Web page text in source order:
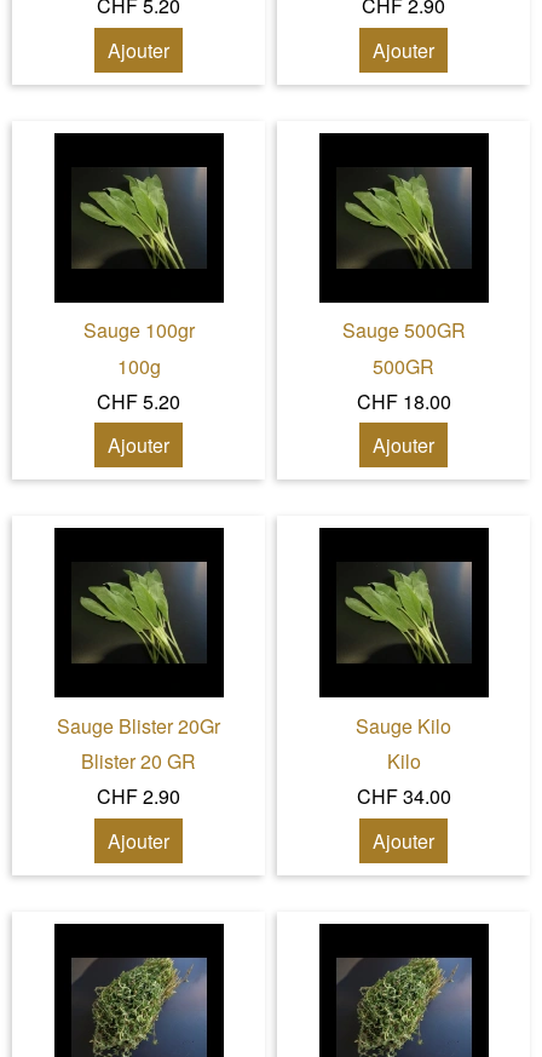
CHF 5.20
Ajouter
CHF 2.90
Ajouter
Sauge 100gr
100g
CHF 5.20
Ajouter
Sauge 500GR
500GR
CHF 18.00
Ajouter
Sauge Blister 20Gr
Blister 20 GR
CHF 2.90
Ajouter
Sauge Kilo
Kilo
CHF 34.00
Ajouter